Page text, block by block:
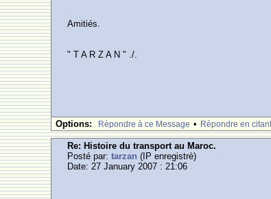
Amitiés.
" T A R Z A N " ./.
Options: Rèpondre à ce Message • Rèpondre en
Re: Histoire du transport au Maroc.
Posté par:tarzan (IP enregistrè)
Date: 27 January 2007 : 21:06